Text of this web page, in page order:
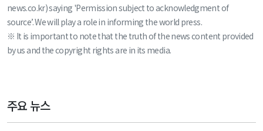
news.co.kr) saying 'Permission subject to acknowledgment of
source’. We will play a role in informing the world press.
※ It is important to note that the truth of the news content provided
by us and the copyright rights are in its media.
주요 뉴스